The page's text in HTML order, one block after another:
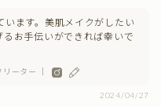
います。美肌メイクがしたい
お手伝いができれば幸いで
ーター ｜
2024/04/27